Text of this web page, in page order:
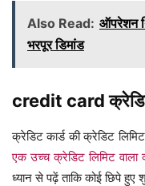
Also Read: ऑपरेशन
भरपूर डिमांड
credit card
क्रेडिट कार्ड की क्रेडिट
एक उच्च क्रेडिट लिमिट वाला
ध्यान से पढ़ें ताकि कोई छिपे